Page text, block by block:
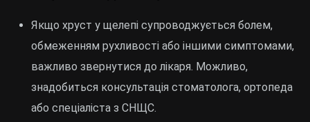
Якщо хруст у щелепі супроводжується болем,
обмеженням рухливості або іншими симптомами,
важливо звернутися до лікаря. Можливо,
знадобиться консультація стоматолога, ортопеда
або спеціаліста з СНЩС.